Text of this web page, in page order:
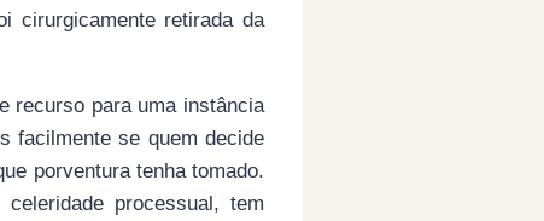
cirurgicamente retirada da
recurso para uma instância
facilmente se quem decide
porventura tenha tomado.
processual, tem